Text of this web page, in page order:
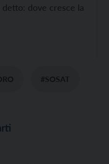
dove cresce la
#SOSAT